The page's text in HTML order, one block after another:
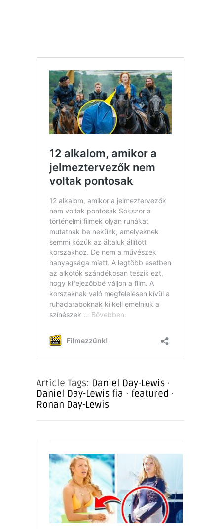
Article Tags: Daniel Day-Lewis ·
Daniel Day-Lewis fia · featured ·
Ronan Day-Lewis